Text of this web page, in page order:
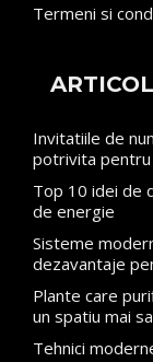
Termeni si
Invitatiile de
potrivita pentru
Top 10 idei de
de energie
Sisteme
dezavantaje
Plante care
un spatiu mai
Tehnici